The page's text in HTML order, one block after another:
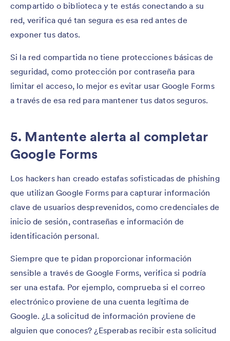
compartido o biblioteca y te estás conectando a su
red, verifica qué tan segura es esa red antes de
exponer tus datos.
Si la red compartida no tiene protecciones básicas de
seguridad, como protección por contraseña para
limitar el acceso, lo mejor es evitar usar Google Forms
a través de esa red para mantener tus datos seguros.
5. Mantente alerta al completar
Google Forms
Los hackers han creado estafas sofisticadas de phishing
que utilizan Google Forms para capturar información
clave de usuarios desprevenidos, como credenciales de
inicio de sesión, contraseñas e información de
identificación personal.
Siempre que te pidan proporcionar información
sensible a través de Google Forms, verifica si podría
ser una estafa. Por ejemplo, comprueba si el correo
electrónico proviene de una cuenta legítima de
Google. ¿La solicitud de información proviene de
alguien que conoces? ¿Esperabas recibir esta solicitud